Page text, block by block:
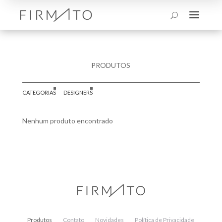
U a
PRODUTOS
CATEGORIAS DESIGNERS
Nenhum produto encontrado
Produtos Contato Novidades
Política de Privacidade